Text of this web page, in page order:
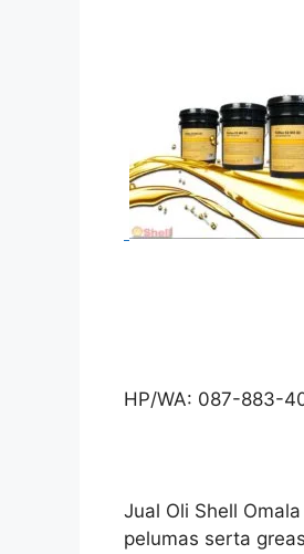
HP/WA: 087-883-
Jual Oli Shell
pelumas serta